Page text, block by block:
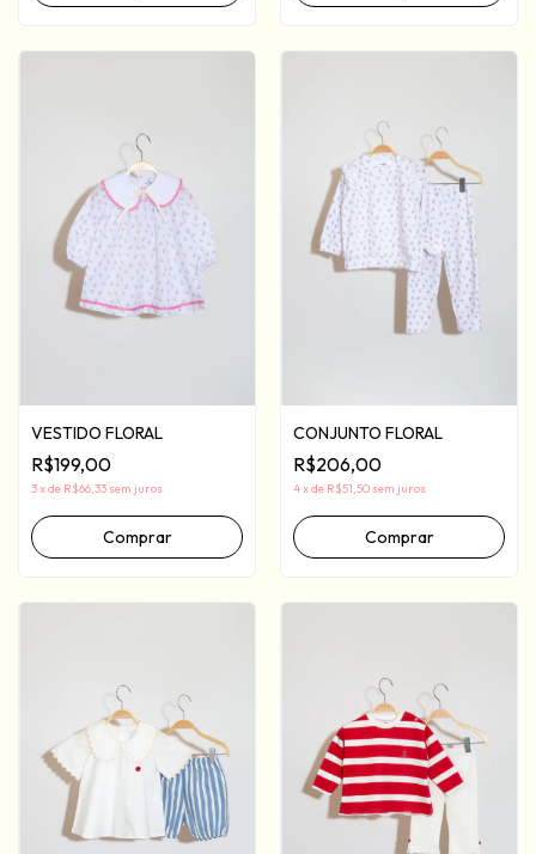
VESTIDO FLORAL
R$199,00
3xde R$66,33 sem juros
Comprar
CONJUNTO FLORAL
R$206,00
4xde R$51,50 sem juros
Comprar